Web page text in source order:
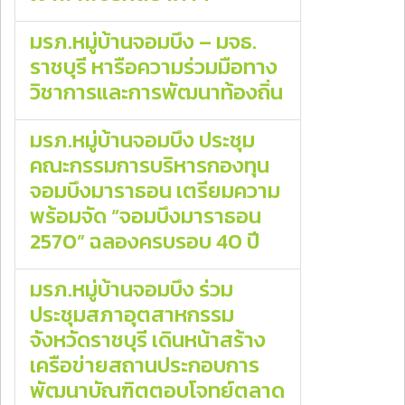
มรภ.หมู่บ้านจอมบึง – มจธ.
ราชบุรี หารือความร่วมมือทาง
วิชาการและการพัฒนาท้องถิ่น
มรภ.หมู่บ้านจอมบึง ประชุม
คณะกรรมการบริหารกองทุน
จอมบึงมาราธอน เตรียมความ
พร้อมจัด “จอมบึงมาราธอน
2570” ฉลองครบรอบ 40 ปี
มรภ.หมู่บ้านจอมบึง ร่วม
ประชุมสภาอุตสาหกรรม
จังหวัดราชบุรี เดินหน้าสร้าง
เครือข่ายสถานประกอบการ
พัฒนาบัณฑิตตอบโจทย์ตลาด